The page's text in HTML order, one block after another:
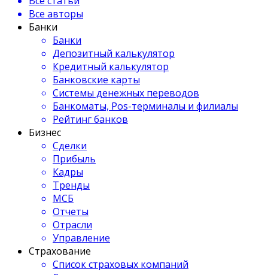
Все авторы
Банки
Банки
Депозитный калькулятор
Кредитный калькулятор
Банковские карты
Системы денежных переводов
Банкоматы, Pos-терминалы и филиалы
Рейтинг банков
Бизнес
Сделки
Прибыль
Кадры
Тренды
МСБ
Отчеты
Отрасли
Управление
Страхование
Список страховых компаний